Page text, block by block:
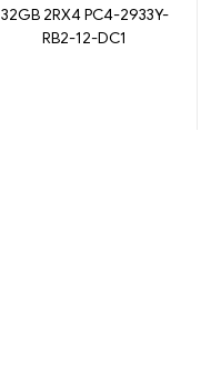
32GB 2RX4 PC4-2933Y-
RB2-12-DC1